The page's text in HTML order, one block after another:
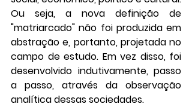
Ou seja, a nova definição de
"matriarcado" não foi produzida em
abstração e, portanto, projetada no
campo de estudo. Em vez disso, foi
desenvolvido indutivamente, passo
a passo, através da observação
analítica dessas sociedades.